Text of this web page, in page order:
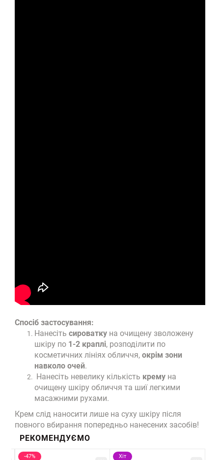
Спосіб застосування:
Нанесіть сироватку на очищену зволожену
шкіру по 1-2 краплі, розподілити по
косметичних лініях обличчя, окрім зони
навколо очей.
Нанесіть невелику кількість крему на
очищену шкіру обличчя та шиї легкими
масажними рухами.
Крем слід наносити лише на суху шкіру після
повного вбирання попередньо нанесених засобів!
РЕКОМЕНДУЄМО
-47%
Хіт